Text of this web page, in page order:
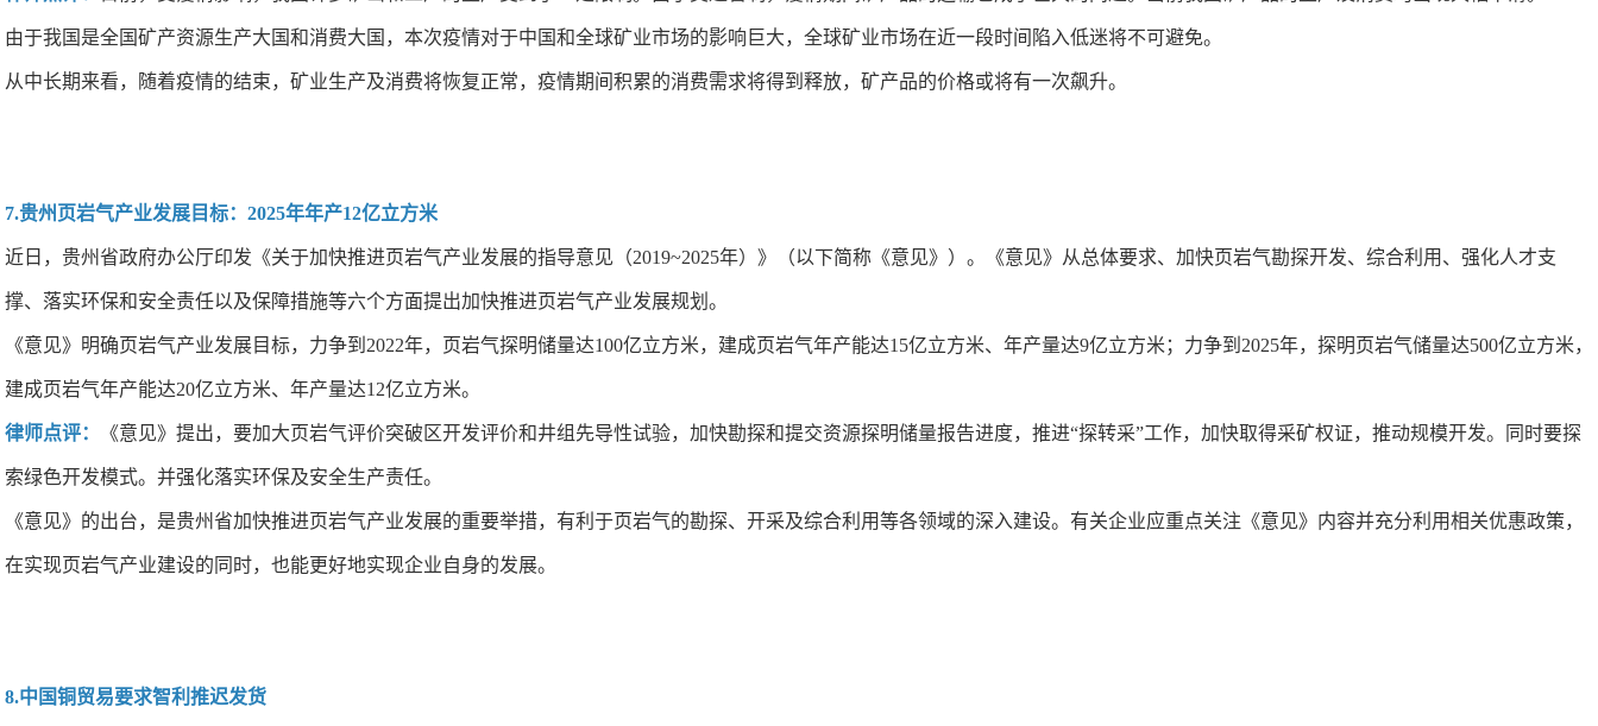
由于我国是全国矿产资源生产大国和消费大国，本次疫情对于中国和全球矿业市场的影响巨大，全球矿业市场在近一段时间陷入低迷将不可避免。
从中长期来看，随着疫情的结束，矿业生产及消费将恢复正常，疫情期间积累的消费需求将得到释放，矿产品的价格或将有一次飙升。
7.贵州页岩气产业发展目标：2025年年产12亿立方米
近日，贵州省政府办公厅印发《关于加快推进页岩气产业发展的指导意见（2019~2025年）》（以下简称《意见》）。《意见》从总体要求、加快页岩气勘探开发、综合利用、强化人才支
撑、落实环保和安全责任以及保障措施等六个方面提出加快推进页岩气产业发展规划。
《意见》明确页岩气产业发展目标，力争到2022年，页岩气探明储量达100亿立方米，建成页岩气年产能达15亿立方米、年产量达9亿立方米；力争到2025年，探明页岩气储量达500亿立方米，
建成页岩气年产能达20亿立方米、年产量达12亿立方米。
律师点评： 《意见》提出，要加大页岩气评价突破区开发评价和井组先导性试验，加快勘探和提交资源探明储量报告进度，推进“探转采”工作，加快取得采矿权证，推动规模开发。同时要探
索绿色开发模式。并强化落实环保及安全生产责任。
《意见》的出台，是贵州省加快推进页岩气产业发展的重要举措，有利于页岩气的勘探、开采及综合利用等各领域的深入建设。有关企业应重点关注《意见》内容并充分利用相关优惠政策，
在实现页岩气产业建设的同时，也能更好地实现企业自身的发展。
8.中国铜贸易要求智利推迟发货